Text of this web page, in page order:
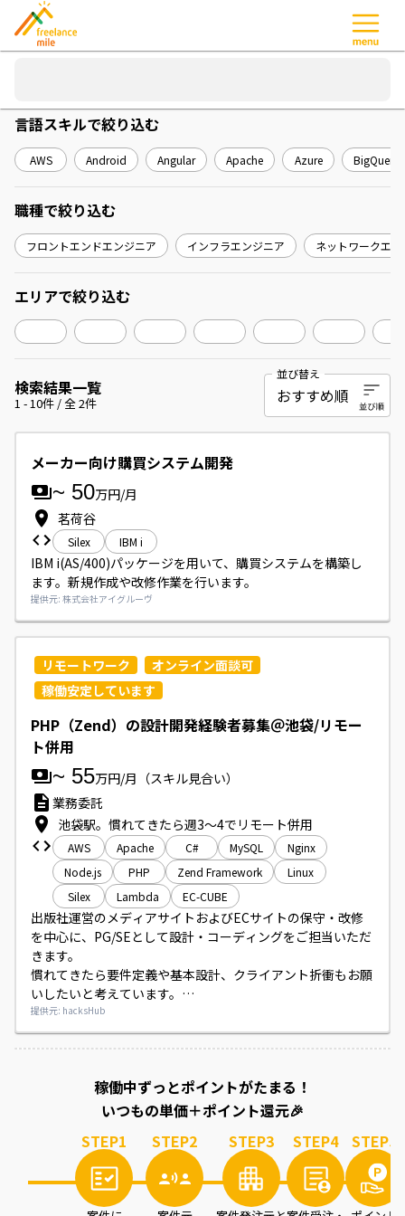
検索結果一覧
1 -10件 / 全2件
並び替え
メーカー向け購買システム開発
~ 50万円/月
茗荷谷
Silex IBM i
IBM i(AS/400)パッケージを用いて、購買システムを構築し
ます。新規作成や改修作業を行います。
提供元: 株式会社アイグルーヴ
リモートワーク
オンライン面談可
稼働安定しています
PHP（Zend）の設計開発経験者募集＠池袋/リモー
ト併用
~ 55万円/月 （スキル見合い）
業務委託
池袋駅。慣れてきたら週3〜4でリモート併用
AWS Apache C# MySQL
Nginx
Node.js
PHP Zend Framework
Linux
Silex
Lambda EC-CUBE
出版社運営のメディアサイトおよびECサイトの保守・改修
を中心に、PG/SEとして設計・コーディングをご担当いただ
きます。
慣れてきたら要件定義や基本設計、クライアント折衝もお願
いしたいと考えています。
使用技術はPHP（Zend／EC-CUBE等）、MySQL、Nginx／
Apacheなどです。
提供元: hacksHub
言語スキルで絞り込む
AWS Android Angular Apache Azure BigQuery
職種で絞り込む
フロントエンドエンジニア インフラエンジニア ネットワークエ
エリアで絞り込む
稼働中ずっとポイントがたまる！
いつもの単価＋ポイント還元🎉
STEP1 STEP2 STEP3 STEP4 STEP5